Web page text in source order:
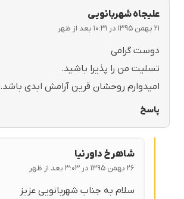
علیجاه شهربانویی
۲۱ بهمن ۱۳۹۵ در ۱۰:۳۱ بعد از ظهر
دوست گرامی
تسلیت من را پذیرا باشید.
امیدوارم روحشان قرین آرامش ابدی باشد.
پاسخ
شاهرخ داورنیا
۲۶ بهمن ۱۳۹۵ در ۳:۰۳ بعد از ظهر
سلام به جناب شهربانویی عزیز